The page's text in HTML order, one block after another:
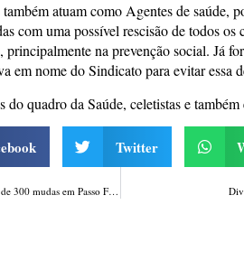
atuam como Agentes de saúde,
com uma possível rescisão de todos os
principalmente na prevenção social. Já
em nome do Sindicato para evitar essa
quadro da Saúde, celetistas e também
Twitter
Programa Uma Criança, Uma Árvore já plantou mais de 300 mudas em Passo Fundo